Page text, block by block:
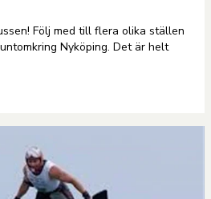
Följ med till flera olika ställen
Nyköping. Det är helt